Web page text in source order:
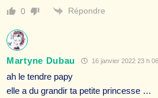
0 Répondre
Martyne Dubau 16 janvier 2022 23 h
ah le tendre papy
elle a du grandir ta petite princesse …